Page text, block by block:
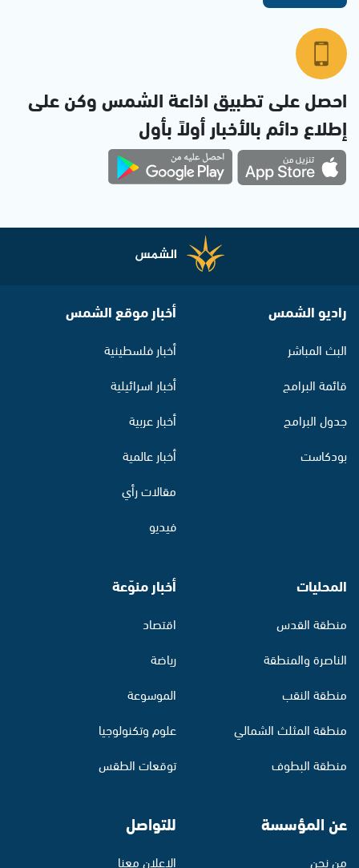
احصل على تطبيق اذاعة الشمس وكن على
إطلاع دائم بالأخبار أولاً بأول
راديو الشمس
البث المباشر
قائمة البرامج
جدول البرامج
بودكاست
أخبار موقع الشمس
أخبار فلسطينية
أخبار اسرائيلية
أخبار عربية
أخبار عالمية
مقالات رأي
فيديو
المحليات
منطقة القدس
الناصرة والمنطقة
منطقة النقب
منطقة المثلث الشمالي
منطقة البطوف
أخبار منوّعة
اقتصاد
رياضة
الموسوعة
علوم وتكنولوجيا
توقعات الطقس
عن المؤسسة
من نحن
للتواصل
الإعلان معنا